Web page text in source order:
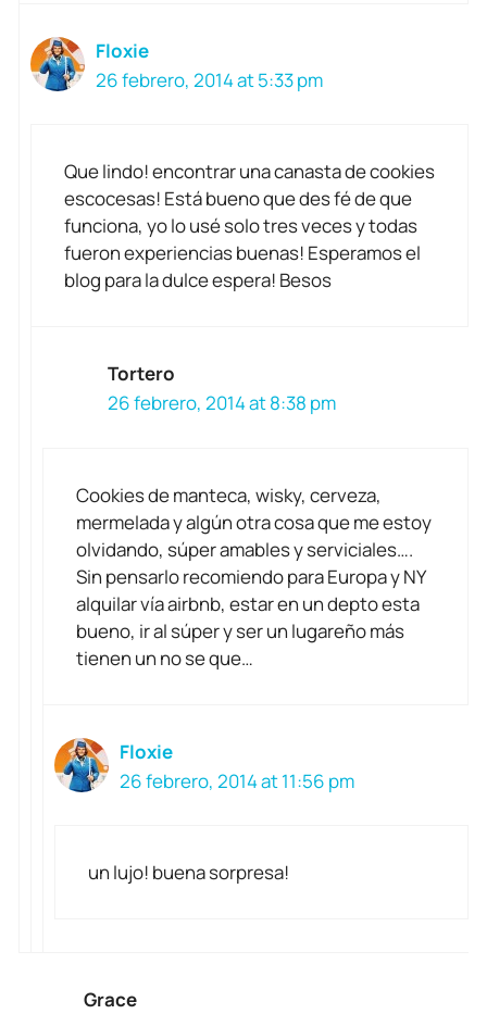
Floxie
26 febrero, 2014 at 5:33 pm
Que lindo! encontrar una canasta de cookies
escocesas! Está bueno que des fé de que
funciona, yo lo usé solo tres veces y todas
fueron experiencias buenas! Esperamos el
blog para la dulce espera! Besos
Tortero
26 febrero, 2014 at 8:38 pm
Cookies de manteca, wisky, cerveza,
mermelada y algún otra cosa que me estoy
olvidando, súper amables y serviciales….
Sin pensarlo recomiendo para Europa y NY
alquilar vía airbnb, estar en un depto esta
bueno, ir al súper y ser un lugareño más
tienen un no se que…
Floxie
26 febrero, 2014 at 11:56 pm
un lujo! buena sorpresa!
Grace